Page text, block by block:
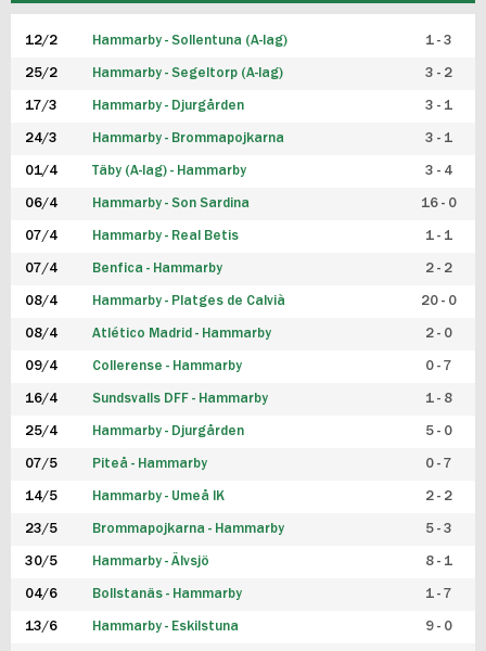
F19
FUTSAL HERR
FUTSAL DAM
12/2 Hammarby - Sollentuna (A-lag) 1 - 3
25/2 Hammarby - Segeltorp (A-lag) 3 - 2
17/3 Hammarby - Djurgården 3 - 1
24/3 Hammarby - Brommapojkarna 3 - 1
01/4 Täby (A-lag) - Hammarby 3 - 4
06/4 Hammarby - Son Sardina 16 - 0
07/4 Hammarby - Real Betis 1 - 1
07/4 Benfica - Hammarby 2 - 2
08/4 Hammarby - Platges de Calvià 20 - 0
08/4 Atlético Madrid - Hammarby 2 - 0
09/4 Collerense - Hammarby 0 - 7
16/4 Sundsvalls DFF - Hammarby 1 - 8
25/4 Hammarby - Djurgården 5 - 0
07/5 Piteå - Hammarby 0 - 7
14/5 Hammarby - Umeå IK 2 - 2
23/5 Brommapojkarna - Hammarby 5 - 3
30/5 Hammarby - Älvsjö 8 - 1
04/6 Bollstanäs - Hammarby 1 - 7
13/6 Hammarby - Eskilstuna 9 - 0